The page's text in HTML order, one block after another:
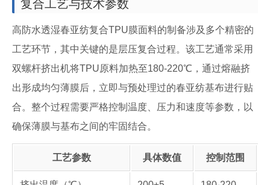
复合工艺与技术参数
高防水透湿春亚纺复合TPU膜面料的制备涉及多个精密的
工艺环节，其中关键的是层压复合过程。该工艺通常采用
双螺杆挤出机将TPU原料加热至180-220℃，通过熔融挤
出形成均匀薄膜后，立即与预处理过的春亚纺基布进行贴
合。整个过程需要严格控制温度、压力和速度等参数，以
确保薄膜与基布之间的牢固结合。
工艺参数 具体数值 控制范围